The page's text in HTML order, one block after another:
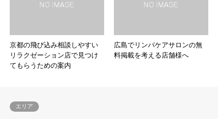
京都の飛び込み相談しやすい
リラクゼーション店で見つけ
てもらうための案内
広島でリンパケアサロンの無
料掲載を考える店舗様へ
エリア